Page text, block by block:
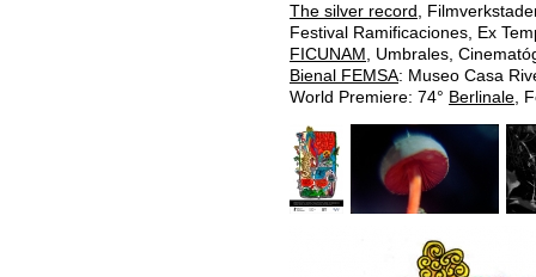
The silver record ,
Festival Ramificaciones, Ex
FICUNAM , Umbrales,
Bienal FEMSA: Museo Casa
World Premiere: 74° Berlinale ,